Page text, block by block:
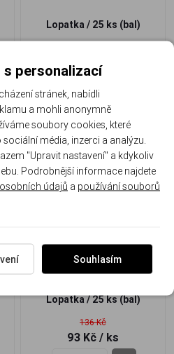
Lopatka / 25 ks (bal)
93 Kč / ks
-32%
Akce
Háčky Tubertini Série 2 RED
13
Lopatka / 25 ks (bal)
136 Kč
93 Kč / ks
s personalizací
stránek, nabídli
a mohli anonymně
soubory cookies, které
média, inzerci a analýzu.
"Upravit nastavení" a kdykoliv
Podrobnější informace najdete
údajů a používání souborů
Souhlasím